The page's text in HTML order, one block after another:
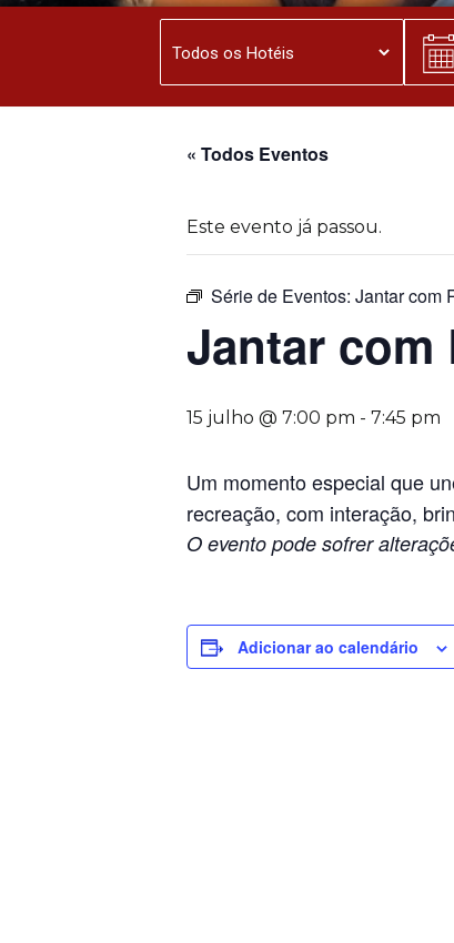
« Todos Eventos
Este evento já passou.
Série de Eventos: Jantar com
Jantar com
15 julho @ 7:00 pm - 7:45 pm
Um momento especial que
recreação, com interação,
O evento pode sofrer
Adicionar ao calendário